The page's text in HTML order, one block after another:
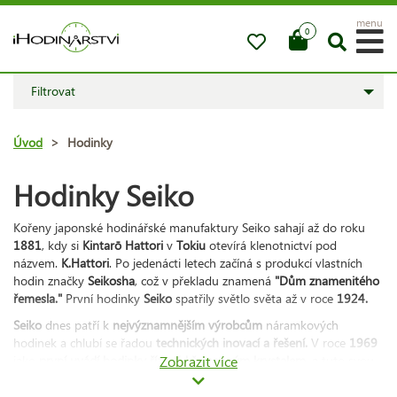
0
menu
Filtrovat
Úvod > Hodinky
Hodinky Seiko
Kořeny japonské hodinářské manufaktury Seiko sahají až do roku
1881, kdy si Kintarō Hattori v Tokiu otevírá klenotnictví pod
názvem. K.Hattori. Po jedenácti letech začíná s produkcí vlastních
hodin značky Seikosha, což v překladu znamená "Dům znamenitého
řemesla." První hodinky Seiko spatřily světlo světa až v roce 1924.
Seiko dnes patří k nejvýznamnějším výrobcům náramkových
hodinek a chlubí se řadou technických inovací a řešení. V roce 1969
první uvádí hodinky řízené křemenným krystalem
první quartzovou časomíru označuje jménem
Zobrazit více